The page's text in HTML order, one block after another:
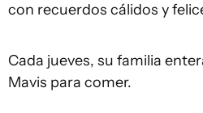
con recuerdos cálidos y
Cada jueves, su familia
Mavis para comer.